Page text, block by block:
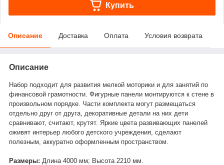
Купить
Описание Доставка Оплата Условия возврата
Описание
Набор подходит для развития мелкой моторики и для занятий по
финансовой грамотности. Фигурные панели монтируются к стене в
произвольном порядке. Части комплекта могут размещаться
отдельно друг от друга, декоративные детали на них дети
сравнивают, считают, крутят. Яркие цвета развивающих панелей
оживят интерьер любого детского учреждения, сделают
полезным, аккуратно оформленным пространством.
Размеры: Длина 4000 мм; Высота 2210 мм.